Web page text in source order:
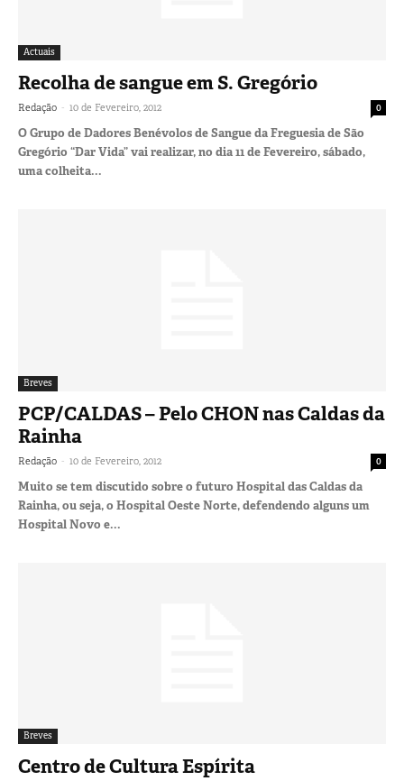
Actuais
Recolha de sangue em S. Gregório
Redação - 10 de Fevereiro, 2012 0
O Grupo de Dadores Benévolos de Sangue da Freguesia de São
Gregório “Dar Vida” vai realizar, no dia 11 de Fevereiro, sábado,
uma colheita...
Breves
PCP/CALDAS – Pelo CHON nas Caldas da
Rainha
Redação - 10 de Fevereiro, 2012 0
Muito se tem discutido sobre o futuro Hospital das Caldas da
Rainha, ou seja, o Hospital Oeste Norte, defendendo alguns um
Hospital Novo e...
Breves
Centro de Cultura Espírita